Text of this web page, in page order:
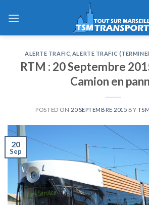
ALERTE TRAFIC ALERTE TRAFIC
RTM : 20 Septembre
Camion en
POSTED ON 20 SEPTEMBRE 2015 BY
20
Sep